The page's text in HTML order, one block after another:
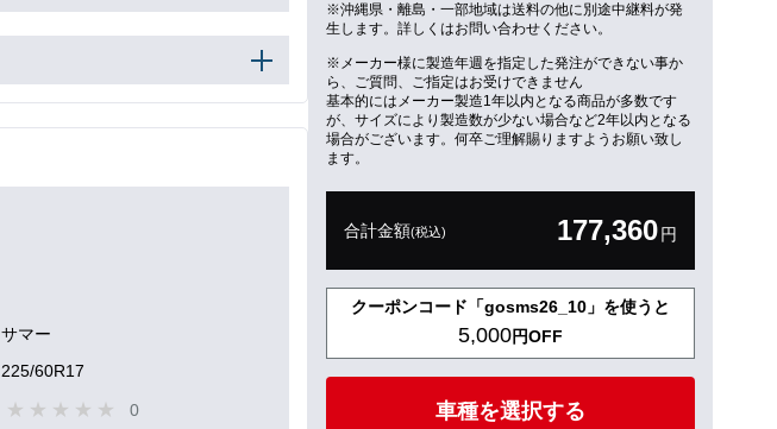
サマー
225/60R17
0
※沖縄県・離島・一部地域は送料の他に別途中継料が発
生します。詳しくはお問い合わせください。
※メーカー様に製造年週を指定した発注ができない事か
ら、ご質問、ご指定はお受けできません
基本的にはメーカー製造1年以内となる商品が多数です
が、サイズにより製造数が少ない場合など2年以内となる
場合がございます。何卒ご理解賜りますようお願い致し
ます。
合計金額(税込) 177,360円
クーポンコード「gosms26_10」を使うと
5,000円OFF
車種を選択する